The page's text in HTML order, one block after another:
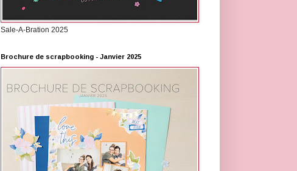
Sale-A-Bration 2025
Brochure de scrapbooking - Janvier 2025